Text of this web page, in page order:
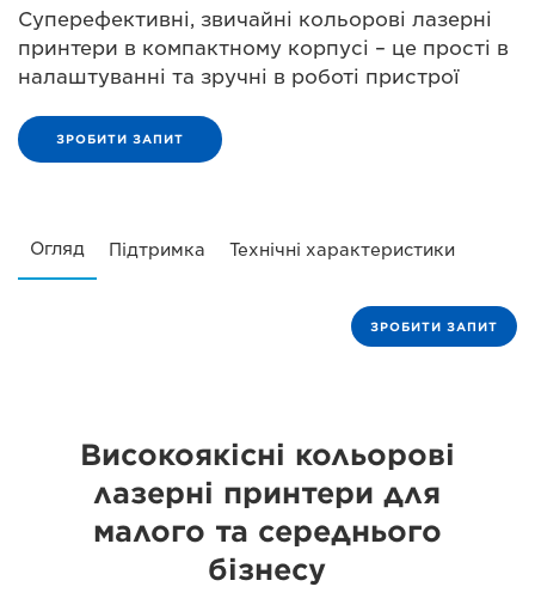
Суперефективні, звичайні кольорові лазерні
принтери в компактному корпусі – це прості в
налаштуванні та зручні в роботі пристрої
ЗРОБИТИ ЗАПИТ
Огляд Підтримка Технічні характеристики
ЗРОБИТИ ЗАПИТ
Високоякісні кольорові
лазерні принтери для
малого та середнього
бізнесу